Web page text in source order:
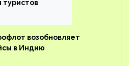
туристов
возобновляет
в Индию